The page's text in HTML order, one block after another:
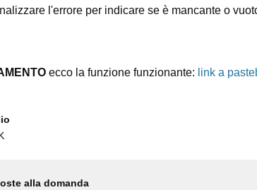
l'errore per indicare se è mancante o
ecco la funzione funzionante: link a
alla domanda